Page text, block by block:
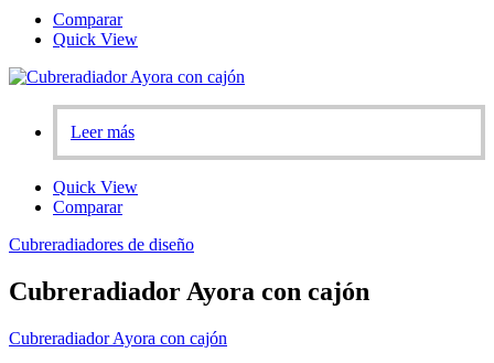
Comparar
Quick View
Leer más
Quick View
Comparar
Cubreradiadores de diseño
Cubreradiador Ayora con cajón
Cubreradiador Ayora con cajón